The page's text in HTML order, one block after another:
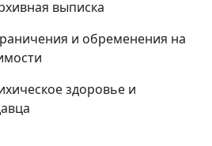
выписка
и обременения на
здоровье и